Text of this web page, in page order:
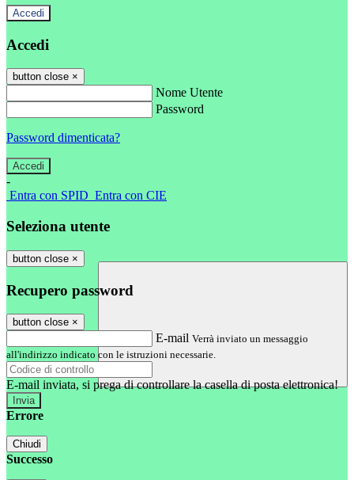
Accedi
Accedi
button close ×
Nome Utente
Password
Password dimenticata?
-
Entra con SPID Entra con CIE
Seleziona utente
button close ×
Recupero password
button close ×
E-mail Verrà inviato un messaggio
all'indirizzo indicato con le istruzioni necessarie.
E-mail inviata, si prega di controllare la casella di posta elettronica!
Errore
Chiudi
Successo